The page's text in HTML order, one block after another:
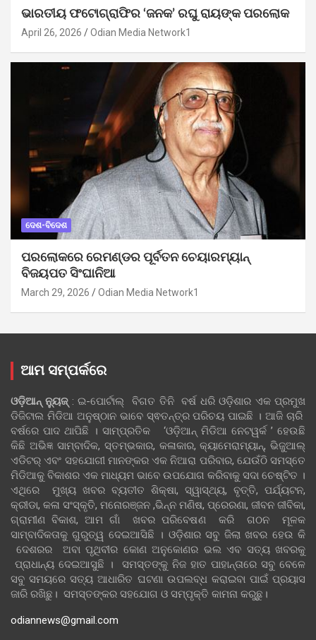
ଭାରତୀୟ ଫଟୋଗ୍ରାଫିର ‘ଜନକ’ ରଘୁ ରାୟଙ୍କ ପରଲୋକ
April 26, 2026 Odian Media Network1
ଦେଶ-ବିଦେଶ
ପରଲୋକରେ ରେମଣ୍ଡର ପୂର୍ବତନ ଚେୟାରମ୍ୟାନ୍
ବିଜୟପତ ସିଂଘାନିଆ
March 29, 2026 Odian Media Network1
ଆମ ସମ୍ପର୍କରେ
ଓଡ଼ିଆନ୍‍ ନ୍ୟୁଜ୍‍: ଇ-ପୋର୍ଟାଲ୍ ବିଗତ ତିନି ବର୍ଷ ଧରି ଓଡ଼ିଶାର ଏକ ପ୍ରମୁଖ
ଡିଜିଟାଲ ମିଡିଆ ଅନୁଷ୍ଠାନ ଭାବେ ସ୍ଵତନ୍ତ୍ର ପରିଚୟ ପାଇଛି । ଆଜି ଚାରି
ବର୍ଷରେ ପାଦ ଥାପିଛି । ସାମ୍ପ୍ରତିକ ‘ଓଡ଼ିଆନ୍‍ ମିଡିଆ ନେଟୱର୍କ ’ ହେଉଛି
କିଛି ଅଭିଜ୍ଞ ସାମ୍ବାଦିକ, ସ୍ତମ୍ଭକାର, କଳାକାର, କ୍ୟାମେରାମ୍ୟାନ୍, ଭିଜୁଆଲ୍
ଏଡିଟର୍ ଏବଂ ସହଯୋଗୀ ମାନଙ୍କର ଏକ ନିଆରା ପରିବାର, ଯେଉଁଠି ସମସ୍ତେ
ମିଡିଆକୁ ବିକାଶର ଏକ ମାଧ୍ୟମ ଭାବେ ଉପଯୋଗ କରିବାକୁ ସଦା ଚେଷ୍ଟିତ ।
ଏଥିରେ ମୁଖ୍ୟ ଖବର ବ୍ୟତୀତ ଶିକ୍ଷା, ସ୍ୱାସ୍ଥ୍ୟ, ବୃତ୍ତି, ପର୍ଯ୍ୟଟନ,
କ୍ରୀଡା, କଳା ସଂସ୍କୃତି, ମନୋରଞ୍ଜନ ,ଭିନ୍ନ ମଣିଷ, ପ୍ରେରଣା, ଜୀବନ ଜୀବିକା,
ଗ୍ରାମୀଣ ବିକାଶ, ଆମ ଗାଁ ଖବର ପରିବେଷଣ କରି ଗଠନ ମୂଳକ
ସାମ୍ବାଦିକତାକୁ ଗୁରୁତ୍ୱ ଦେଇଆସିଛି । ଓଡ଼ିଶାର ସବୁ ଜିଲା ଖବର ହେଉ କି
ଦେଶରର ଅବା ପୃଥିବୀର କୋଣ ଅନୁକୋଣର ଭଲ ଏବ ସତ୍ୟ ଖବରକୁ
ପ୍ରାଧାନ୍ୟ ଦେଇଆସୁଛି । ସମସ୍ତଙ୍କୁ ନିଜ ହାତ ପାହାନ୍ତାରେ ସବୁ ବେଳେ
ସବୁ ସମୟରେ ସତ୍ୟ ଆଧାରିତ ଘଟଣା ଉପଲବ୍ଧ କରାଇବା ପାଇଁ ପ୍ରୟାସ
ଜାରି ରଖିଛୁ। ସମସ୍ତଙ୍କର ସହଯୋଗ ଓ ସମ୍ପୃକ୍ତି କାମନା କରୁଛୁ।
odiannews@gmail.com